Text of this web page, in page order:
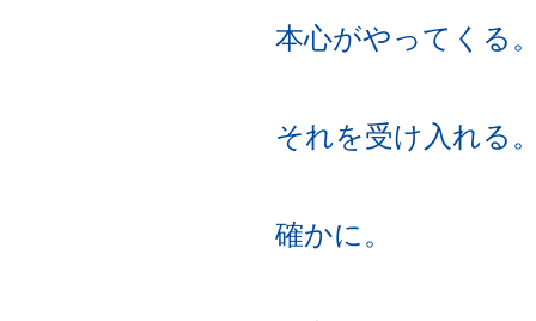
本心がやってくる
それを受け入れる
確かに。